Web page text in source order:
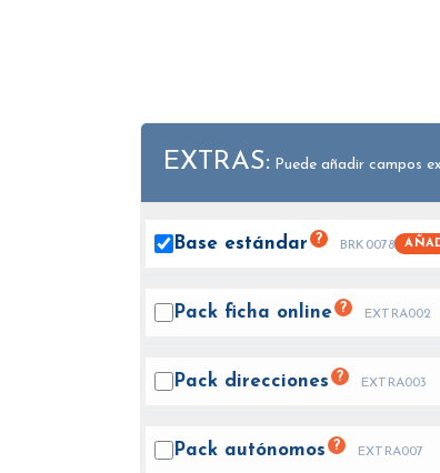
EXTRAS: Puede añadir campos
Base estándar ? BRK0078
Pack ficha online ? EXTRA002
Pack direcciones ? EXTRA003
Pack autónomos ? EXTRA007